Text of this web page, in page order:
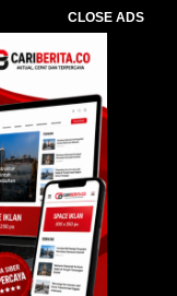
CLOSE ADS